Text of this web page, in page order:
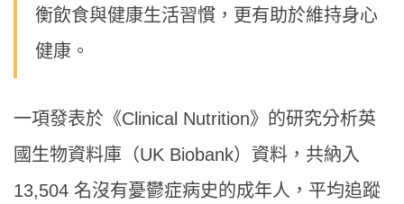
衡飲食與健康生活習慣，更有助於維持身心
健康。
一項發表於《Clinical Nutrition》的研究分析英
國生物資料庫（UK Biobank）資料，共納入
13,504 名沒有憂鬱症病史的成年人，平均追蹤